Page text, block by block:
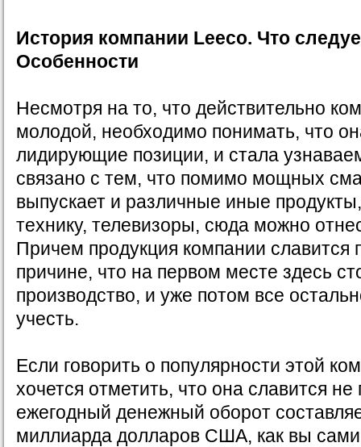
История компании Leecо. Что
Особенности
Несмотря на то, что действительно
молодой, необходимо понимать, что
лидирующие позиции, и стала
связано с тем, что помимо мощных
выпускает и различные иные
технику, телевизоры, сюда можно
Причем продукция компании славится
причине, что на первом месте здесь
производство, и уже потом все
учесть.
Если говорить о популярности этой
хочется отметить, что она славится не
ежегодный денежный оборот
миллиарда долларов США, как вы